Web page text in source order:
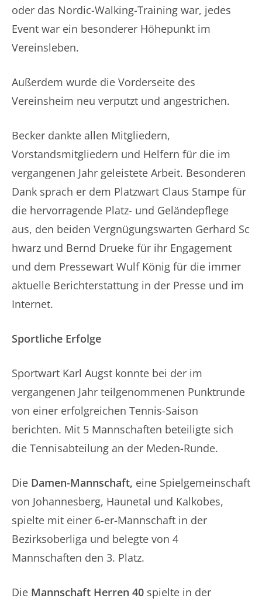
oder das Nordic-Walking-Training war, jedes
Event war ein besonderer Höhepunkt im
Vereinsleben.
Außerdem wurde die Vorderseite des
Vereinsheim neu verputzt und angestrichen.
Becker dankte allen Mitgliedern,
Vorstandsmitgliedern und Helfern für die im
vergangenen Jahr geleistete Arbeit. Besonderen
Dank sprach er dem Platzwart Claus Stampe für
die hervorragende Platz- und Geländepflege
aus, den beiden Vergnügungswarten Gerhard Sc
hwarz und Bernd Drueke für ihr Engagement
und dem Pressewart Wulf König für die immer
aktuelle Berichterstattung in der Presse und im
Internet.
Sportliche Erfolge
Sportwart Karl Augst konnte bei der im
vergangenen Jahr teilgenommenen Punktrunde
von einer erfolgreichen Tennis-Saison
berichten. Mit 5 Mannschaften beteiligte sich
die Tennisabteilung an der Meden-Runde.
Die Damen-Mannschaft, eine Spielgemeinschaft
von Johannesberg, Haunetal und Kalkobes,
spielte mit einer 6-er-Mannschaft in der
Bezirksoberliga und belegte von 4
Mannschaften den 3. Platz.
Die Mannschaft Herren 40 spielte in der